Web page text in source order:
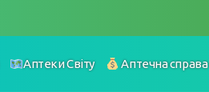
Аптеки Світу Аптечна справа